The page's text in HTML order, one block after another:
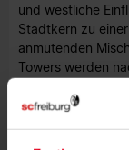
und westliche
Stadtkern zu
anmutenden
Towers werden
obersten Stock